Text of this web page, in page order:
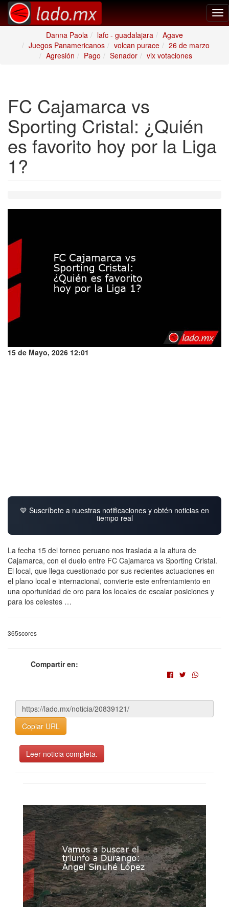
Danna Paola
lafc - guadalajara
Agave
Juegos Panamericanos
volcan purace
26 de marzo
Agresión
Pago Senador vix votaciones
FC Cajamarca vs
Sporting Cristal: ¿Quién
es favorito hoy por la Liga
1?
15 de Mayo, 2026 12:01
💙 Suscríbete a nuestras notificaciones y obtén noticias en
tiempo real
La fecha 15 del torneo peruano nos traslada a la altura de
Cajamarca, con el duelo entre FC Cajamarca vs Sporting Cristal.
El local, que llega cuestionado por sus recientes actuaciones en
el plano local e internacional, convierte este enfrentamiento en
una oportunidad de oro para los locales de escalar posiciones y
para los celestes …
365scores
Compartir en:
Copiar URL
Leer noticia completa.